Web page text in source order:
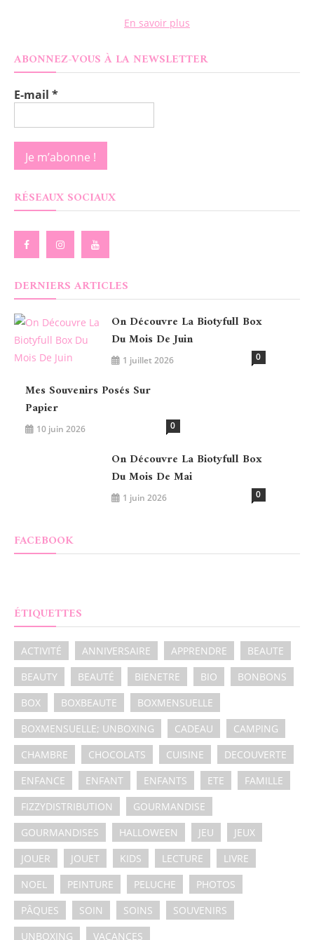
En savoir plus
ABONNEZ-VOUS À LA NEWSLETTER
E-mail *
RÉSEAUX SOCIAUX
DERNIERS ARTICLES
On Découvre La Biotyfull Box
Du Mois De Juin
1 juillet 2026 0
Mes Souvenirs Posés Sur
Papier
10 juin 2026 0
On Découvre La Biotyfull Box
Du Mois De Mai
1 juin 2026 0
FACEBOOK
ÉTIQUETTES
ACTIVITÉ ANNIVERSAIRE APPRENDRE
BEAUTE
BEAUTY
BEAUTÉ BIENETRE BIO
BONBONS
BOX
BOXBEAUTE
BOXMENSUELLE
BOXMENSUELLE; UNBOXING
CADEAU
CAMPING
CHAMBRE
CHOCOLATS CUISINE
DECOUVERTE
ENFANCE
ENFANT ENFANTS ETE
FAMILLE
FIZZYDISTRIBUTION
GOURMANDISE
GOURMANDISES
HALLOWEEN JEU
JEUX
JOUER
JOUET KIDS LECTURE
LIVRE
NOEL
PEINTURE PELUCHE
PHOTOS
PÂQUES
SOIN SOINS
SOUVENIRS
UNBOXING
VACANCES